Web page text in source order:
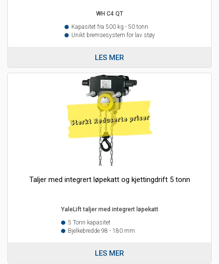
WH C4 QT
Kapasitet fra 500 kg - 50 tonn
Unikt bremsesystem for lav støy
LES MER
Taljer med integrert løpekatt og kjettingdrift 5 tonn
YaleLift taljer med integrert løpekatt
5 Tonn kapasitet
Bjelkebredde 98 - 180 mm
LES MER